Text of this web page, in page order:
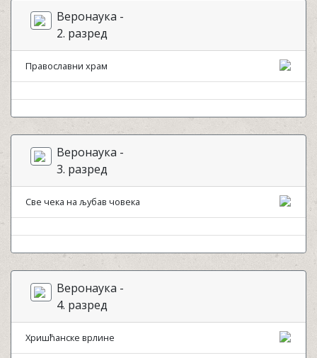
Веронаука -
2. разред
Православни храм
Веронаука -
3. разред
Све чека на љубав човека
Веронаука -
4. разред
Хришћанске врлине